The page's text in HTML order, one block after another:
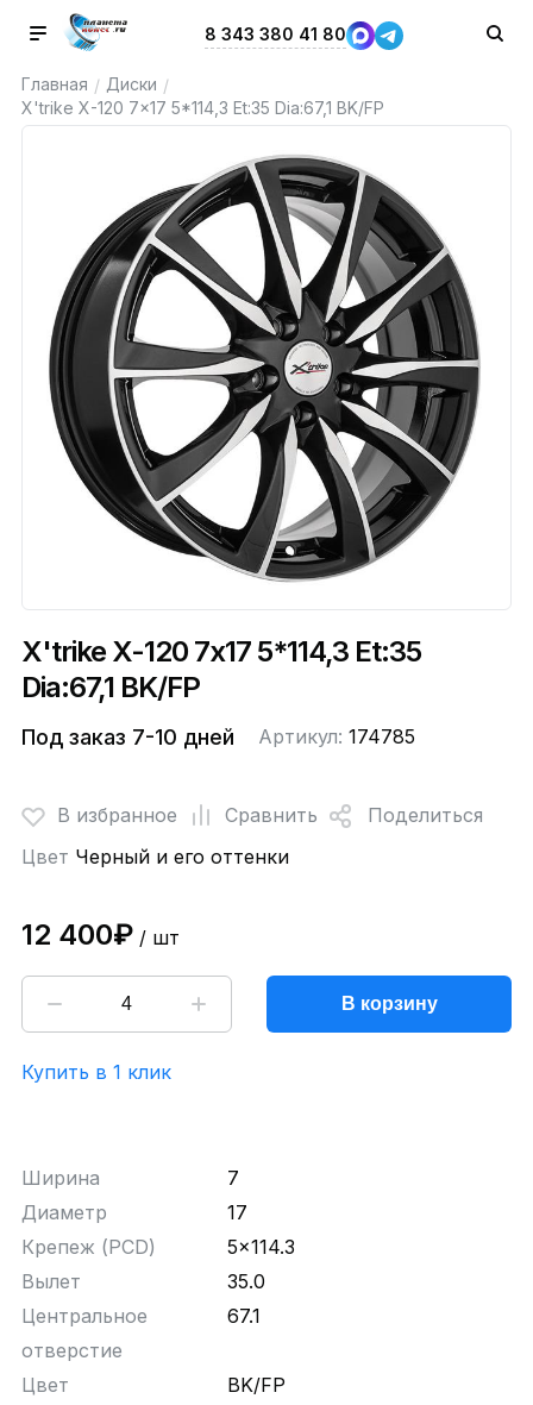
8 343 380 41 80
Главная / Диски /
X'trike X-120 7x17 5*114,3 Et:35 Dia:67,1 BK/FP
X'trike X-120 7x17 5*114,3 Et:35
Dia:67,1 BK/FP
Под заказ 7-10 дней Артикул: 174785
В избранное Сравнить
Поделиться
Цвет Черный и его оттенки
12 400₽/ шт
В корзину
Купить в 1 клик
Ширина
7
Диаметр
17
Крепеж (PCD)
5x114.3
Вылет
35.0
Центральное
отверстие
67.1
Цвет
BK/FP